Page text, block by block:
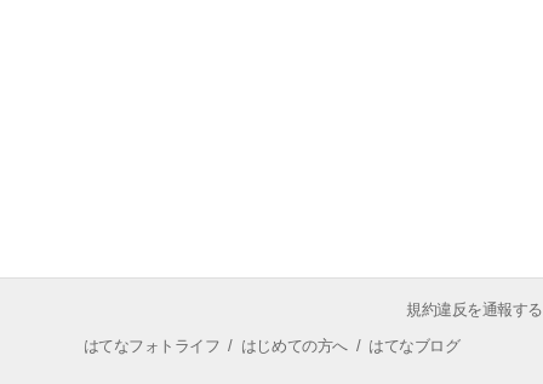
規約違反を通報する
はてなフォトライフ / はじめての方へ/ はてなブログ